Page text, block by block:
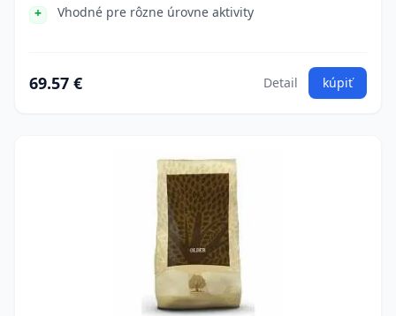
Vhodné pre rôzne úrovne aktivity
69.57 € Detail kúpiť